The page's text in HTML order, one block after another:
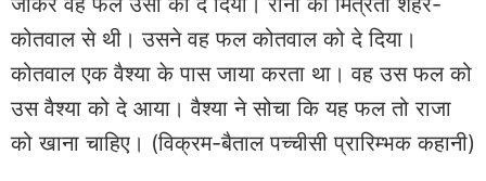
कोतवाल से थी। उसने वह फल कोतवाल को दे दिया।
कोतवाल एक वैश्या के पास जाया करता था। वह उस फल को
उस वैश्या को दे आया। वैश्या ने सोचा कि यह फल तो राजा
को खाना चाहिए। (विक्रम-बैताल पच्चीसी प्रारिम्भक कहानी)